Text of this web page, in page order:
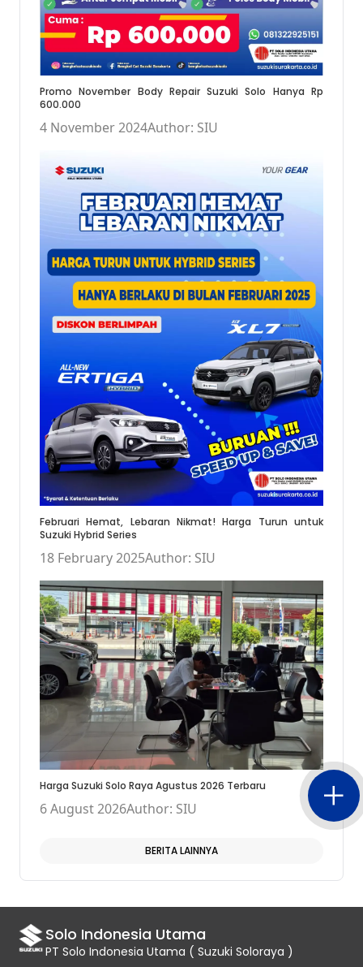
Promo November Body Repair Suzuki Solo Hanya Rp
600.000
4 November 2024Author: SIU
Februari Hemat, Lebaran Nikmat! Harga Turun untuk
Suzuki Hybrid Series
18 February 2025Author: SIU
Harga Suzuki Solo Raya Agustus 2026 Terbaru
6 August 2026Author: SIU
BERITA LAINNYA
Solo Indonesia Utama
PT Solo Indonesia Utama ( Suzuki Soloraya )